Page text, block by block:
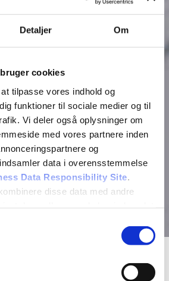
Detaljer Om
cookies
tilpasse vores indhold og
funktioner til sociale medier og til
Vi deler også oplysninger om
med vores partnere inden
og
data i overensstemmelse
Data Responsibility Site
disse data med andre